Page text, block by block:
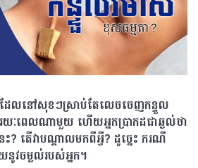
ែលនៅសុខៗស្រាប់តែលេចចេញកន្ទួល
រយៈពេលណាមួយ ហើយអ្នកប្រាកដជាឆ្ងល់ថា
? តើវាបណ្តាលមកពីអ្វី? ដូច្នេះ ករណី
នូវចម្ងល់របស់អ្នក។